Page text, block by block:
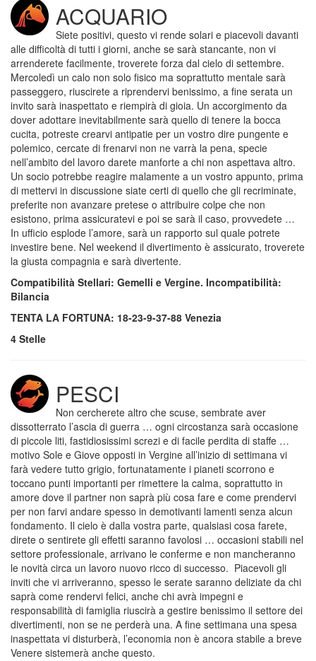
ACQUARIO
Siete positivi, questo vi rende solari e piacevoli davanti
alle difficoltà di tutti i giorni, anche se sarà stancante, non vi
arrenderete facilmente, troverete forza dal cielo di settembre.
Mercoledì un calo non solo fisico ma soprattutto mentale sarà
passeggero, riuscirete a riprendervi benissimo, a fine serata un
invito sarà inaspettato e riempirà di gioia. Un accorgimento da
dover adottare inevitabilmente sarà quello di tenere la bocca
cucita, potreste crearvi antipatie per un vostro dire pungente e
polemico, cercate di frenarvi non ne varrà la pena, specie
nell’ambito del lavoro darete manforte a chi non aspettava altro.
Un socio potrebbe reagire malamente a un vostro appunto, prima
di mettervi in discussione siate certi di quello che gli recriminate,
preferite non avanzare pretese o attribuire colpe che non
esistono, prima assicuratevi e poi se sarà il caso, provvedete …
In ufficio esplode l’amore, sarà un rapporto sul quale potrete
investire bene. Nel weekend il divertimento è assicurato, troverete
la giusta compagnia e sarà divertente.
Compatibilità Stellari: Gemelli e Vergine. Incompatibilità:
Bilancia
TENTA LA FORTUNA: 18-23-9-37-88 Venezia
4 Stelle
PESCI
Non cercherete altro che scuse, sembrate aver
dissotterrato l’ascia di guerra … ogni circostanza sarà occasione
di piccole liti, fastidiosissimi screzi e di facile perdita di staffe …
motivo Sole e Giove opposti in Vergine all’inizio di settimana vi
farà vedere tutto grigio, fortunatamente i pianeti scorrono e
toccano punti importanti per rimettere la calma, soprattutto in
amore dove il partner non saprà più cosa fare e come prendervi
per non farvi andare spesso in demotivanti lamenti senza alcun
fondamento. Il cielo è dalla vostra parte, qualsiasi cosa farete,
direte o sentirete gli effetti saranno favolosi … occasioni stabili nel
settore professionale, arrivano le conferme e non mancheranno
le novità circa un lavoro nuovo ricco di successo. Piacevoli gli
inviti che vi arriveranno, spesso le serate saranno deliziate da chi
saprà come rendervi felici, anche chi avrà impegni e
responsabilità di famiglia riuscirà a gestire benissimo il settore dei
divertimenti, non se ne perderà una. A fine settimana una spesa
inaspettata vi disturberà, l’economia non è ancora stabile a breve
Venere sistemerà anche questo.